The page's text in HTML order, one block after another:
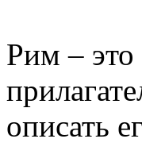
Рим –
описать